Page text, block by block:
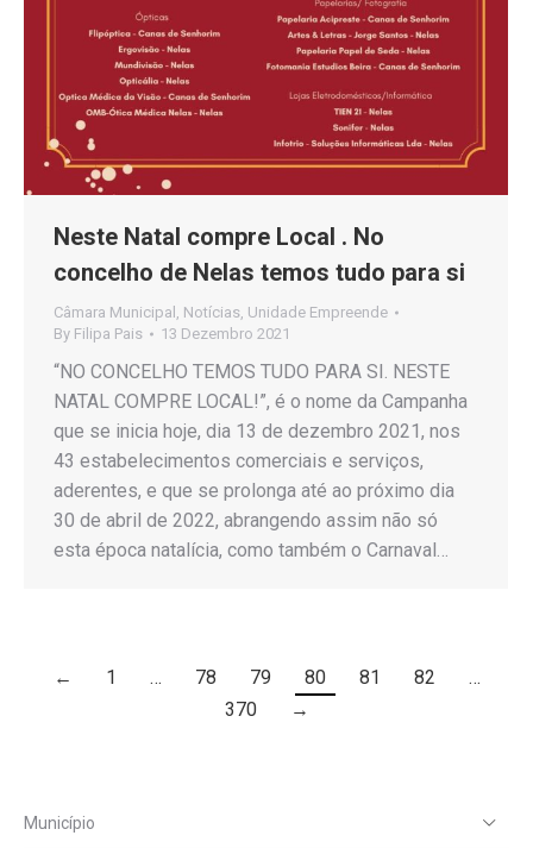
Neste Natal compre Local . No
concelho de Nelas temos tudo para si
Câmara Municipal , Notícias, Unidade Empreende
By Filipa Pais 13 Dezembro 2021
“NO CONCELHO TEMOS TUDO PARA SI. NESTE
NATAL COMPRE LOCAL!”, é o nome da Campanha
que se inicia hoje, dia 13 de dezembro 2021, nos
43 estabelecimentos comerciais e serviços,
aderentes, e que se prolonga até ao próximo dia
30 de abril de 2022, abrangendo assim não só
esta época natalícia, como também o Carnaval…
← 1 … 78 79 80 81 82
…
370
→
Município